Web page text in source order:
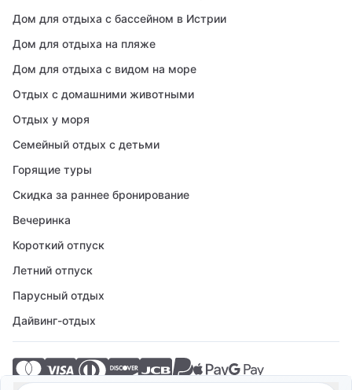
Дом для отдыха с бассейном в Истрии
Дом для отдыха на пляже
Дом для отдыха с видом на море
Отдых с домашними животными
Отдых у моря
Семейный отдых с детьми
Горящие туры
Скидка за раннее бронирование
Вечеринка
Короткий отпуск
Летний отпуск
Парусный отдых
Дайвинг-отдых